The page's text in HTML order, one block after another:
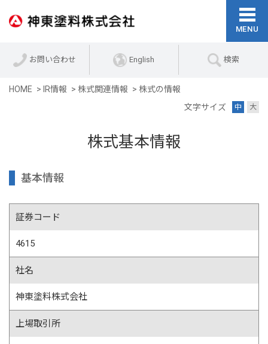
お問い合わせ English 検索
HOME IR情報 株式関連情報
株式の情報
文字サイズ
中 大
株式基本情報
基本情報
証券コード
4615
社名
神東塗料株式会社
上場取引所